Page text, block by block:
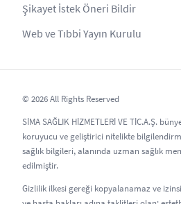
Şikayet İstek Öneri Bildir
Web ve Tıbbi Yayın Kurulu
© 2026 All Rights Reserved
SİMA SAĞLIK HİZMETLERİ VE TİC.A.Ş.
koruyucu ve geliştirici nitelikte
sağlık bilgileri, alanında uzman sağlık
edilmiştir.
Gizlilik ilkesi gereği kopyalanamaz ve